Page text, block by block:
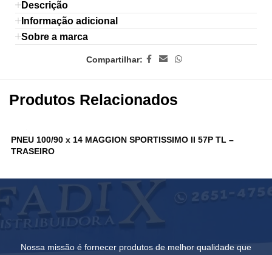
Descrição
Informação adicional
Sobre a marca
Compartilhar:
Produtos Relacionados
PNEU 100/90 x 14 MAGGION SPORTISSIMO II 57P TL –
TRASEIRO
Nossa missão é fornecer produtos de melhor qualidade que